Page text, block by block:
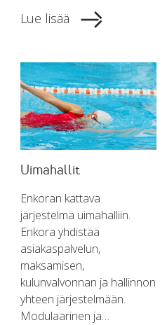
Lue lisää
Uimahallit
Enkoran kattava
järjestelmä uimahalliin.
Enkora yhdistää
asiakaspalvelun,
maksamisen,
kulunvalvonnan ja hallinnon
yhteen järjestelmään.
Modulaarinen ja…